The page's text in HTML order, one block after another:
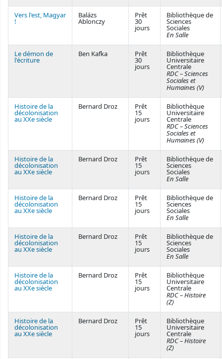
Vers l'est, Magyar
!
Balázs
Ablonczy
Prêt
30
jours
Bibliothèque de
Sciences
Sociales
En Salle
Le démon de
l'écriture
Ben Kafka Prêt
30
jours
Bibliothèque
Universitaire
Centrale
RDC – Sciences
Sociales et
Humaines (V)
Histoire de la
décolonisation
au XXe siècle
Bernard Droz Prêt
15
jours
Bibliothèque
Universitaire
Centrale
RDC – Sciences
Sociales et
Humaines (V)
Histoire de la
décolonisation
au XXe siècle
Bernard Droz Prêt
15
jours
Bibliothèque de
Sciences
Sociales
En Salle
Histoire de la
décolonisation
au XXe siècle
Bernard Droz Prêt
15
jours
Bibliothèque de
Sciences
Sociales
En Salle
Histoire de la
décolonisation
au XXe siècle
Bernard Droz Prêt
15
jours
Bibliothèque de
Sciences
Sociales
En Salle
Histoire de la
décolonisation
au XXe siècle
Bernard Droz Prêt
15
jours
Bibliothèque
Universitaire
Centrale
RDC – Histoire
(Z)
Histoire de la
décolonisation
au XXe siècle
Bernard Droz Prêt
15
jours
Bibliothèque
Universitaire
Centrale
RDC – Histoire
(Z)